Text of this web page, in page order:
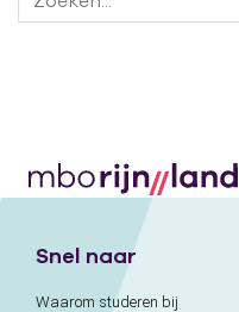
Snel naar
Waarom studeren bij